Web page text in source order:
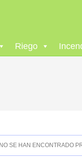
Riego
NO SE HAN ENCONTRADO